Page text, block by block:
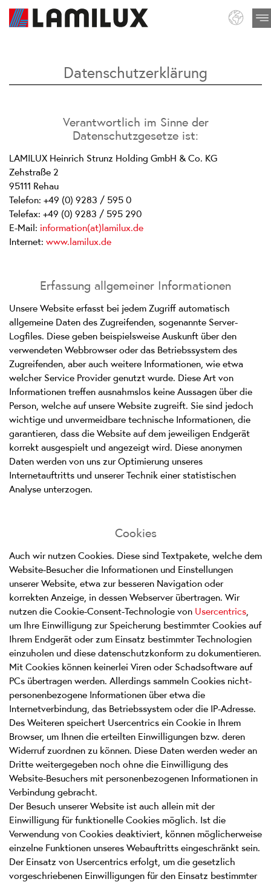
Datenschutzerklärung
Verantwortlich im Sinne der
Datenschutzgesetze ist:
LAMILUX Heinrich Strunz Holding GmbH & Co. KG
Zehstraße 2
95111 Rehau
Telefon: +49 (0) 9283 / 595 0
Telefax: +49 (0) 9283 / 595 290
E-Mail: information(at)lamilux.de
Internet: www.lamilux.de
Erfassung allgemeiner Informationen
Unsere Website erfasst bei jedem Zugriff automatisch
allgemeine Daten des Zugreifenden, sogenannte Server-
Logfiles. Diese geben beispielsweise Auskunft über den
verwendeten Webbrowser oder das Betriebssystem des
Zugreifenden, aber auch weitere Informationen, wie etwa
welcher Service Provider genutzt wurde. Diese Art von
Informationen treffen ausnahmslos keine Aussagen über die
Person, welche auf unsere Website zugreift. Sie sind jedoch
wichtige und unvermeidbare technische Informationen, die
garantieren, dass die Website auf dem jeweiligen Endgerät
korrekt ausgespielt und angezeigt wird. Diese anonymen
Daten werden von uns zur Optimierung unseres
Internetauftritts und unserer Technik einer statistischen
Analyse unterzogen.
Cookies
Auch wir nutzen Cookies. Diese sind Textpakete, welche dem
Website-Besucher die Informationen und Einstellungen
unserer Website, etwa zur besseren Navigation oder
korrekten Anzeige, in dessen Webserver übertragen. Wir
nutzen die Cookie-Consent-Technologie von Usercentrics,
um Ihre Einwilligung zur Speicherung bestimmter Cookies auf
Ihrem Endgerät oder zum Einsatz bestimmter Technologien
einzuholen und diese datenschutzkonform zu dokumentieren.
Mit Cookies können keinerlei Viren oder Schadsoftware auf
PCs übertragen werden. Allerdings sammeln Cookies nicht-
personenbezogene Informationen über etwa die
Internetverbindung, das Betriebssystem oder die IP-Adresse.
Des Weiteren speichert Usercentrics ein Cookie in Ihrem
Browser, um Ihnen die erteilten Einwilligungen bzw. deren
Widerruf zuordnen zu können. Diese Daten werden weder an
Dritte weitergegeben noch ohne die Einwilligung des
Website-Besuchers mit personenbezogenen Informationen in
Verbindung gebracht.
Der Besuch unserer Website ist auch allein mit der
Einwilligung für funktionelle Cookies möglich. Ist die
Verwendung von Cookies deaktiviert, können möglicherweise
einzelne Funktionen unseres Webauftritts eingeschränkt sein.
Der Einsatz von Usercentrics erfolgt, um die gesetzlich
vorgeschriebenen Einwilligungen für den Einsatz bestimmter